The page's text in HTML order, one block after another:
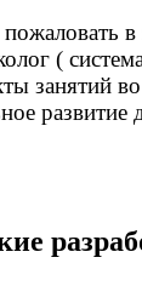
в
(
занятий во
развитие